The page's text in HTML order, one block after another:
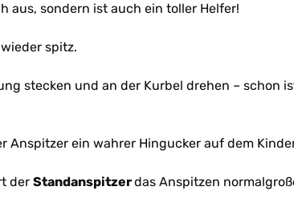
aus, sondern ist auch ein toller Helfer!
spitz.
stecken und an der Kurbel drehen – schon
Anspitzer ein wahrer Hingucker auf dem
der Standanspitzerdas Anspitzen